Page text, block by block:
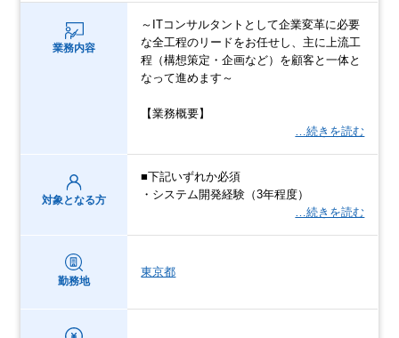
業務内容
～ITコンサルタントとして企業変革に必要
な全工程のリードをお任せし、主に上流工
程（構想策定・企画など）を顧客と一体と
なって進めます～
【業務概要】
…続きを読む
対象となる方
■下記いずれか必須
・システム開発経験（3年程度）
…続きを読む
勤務地
東京都